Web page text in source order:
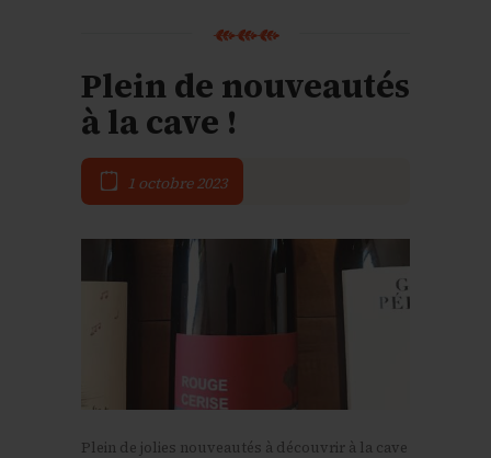
Plein de nouveautés
à la cave !
1 octobre 2023
Plein de jolies nouveautés à découvrir à la cave